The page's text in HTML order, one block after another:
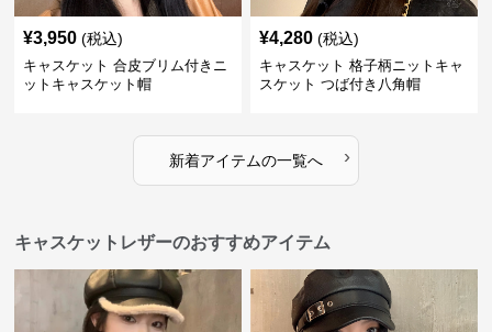
¥3,950 (税込)
キャスケット 合皮ブリム付きニ
ットキャスケット帽
¥4,280 (税込)
キャスケット 格子柄ニットキャ
スケット つば付き八角帽
新着アイテムの一覧へ ›
キャスケットレザーのおすすめアイテム